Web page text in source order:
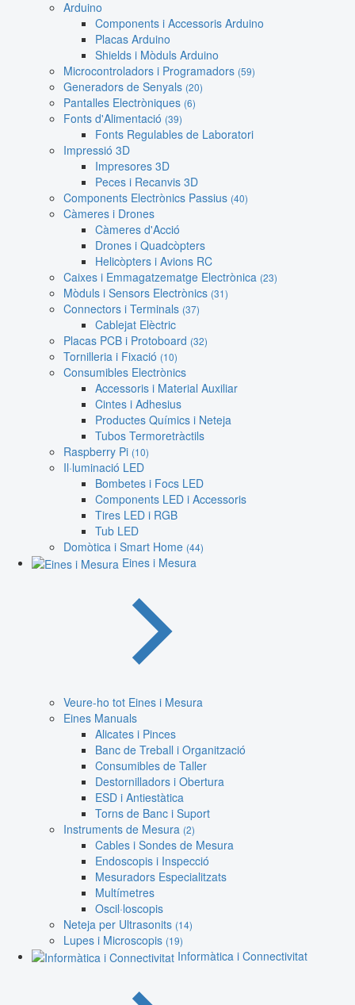
Arduino
Components i Accessoris Arduino
Placas Arduino
Shields i Mòduls Arduino
Microcontroladors i Programadors (59)
Generadors de Senyals (20)
Pantalles Electròniques (6)
Fonts d'Alimentació (39)
Fonts Regulables de Laboratori
Impressió 3D
Impresores 3D
Peces i Recanvis 3D
Components Electrònics Passius (40)
Càmeres i Drones
Càmeres d'Acció
Drones i Quadcòpters
Helicòpters i Avions RC
Caixes i Emmagatzematge Electrònica (23)
Mòduls i Sensors Electrònics (31)
Connectors i Terminals (37)
Cablejat Elèctric
Placas PCB i Protoboard (32)
Tornilleria i Fixació (10)
Consumibles Electrònics
Accessoris i Material Auxiliar
Cintes i Adhesius
Productes Químics i Neteja
Tubos Termoretràctils
Raspberry Pi (10)
Il·luminació LED
Bombetes i Focs LED
Components LED i Accessoris
Tires LED i RGB
Tub LED
Domòtica i Smart Home (44)
Eines i Mesura
Veure-ho tot Eines i Mesura
Eines Manuals
Alicates i Pinces
Banc de Treball i Organització
Consumibles de Taller
Destornilladors i Obertura
ESD i Antiestàtica
Torns de Banc i Suport
Instruments de Mesura (2)
Cables i Sondes de Mesura
Endoscopis i Inspecció
Mesuradors Especialitzats
Multímetres
Oscil·loscopis
Neteja per Ultrasonits (14)
Lupes i Microscopis (19)
Informàtica i Connectivitat